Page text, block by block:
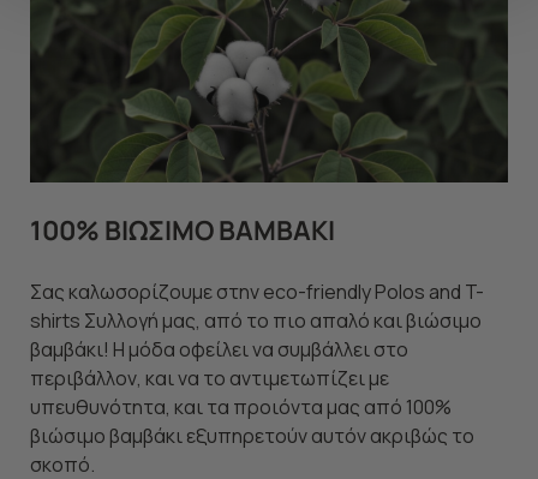
να ανακαλέσετε τη συγκατάθεσή σας επιλέξτε το
"Ρυθμίσεις Cookies " ανά πάσα στιγμή με ισχύ για το
μέλλον. Εάν επιθυμείτε να μάθετε περισσότερα
σχετικά με τα cookies, επισκεφθείτε οποιαδήποτε στιγμή
τη σελίδα
Πολιτική cookies (link)
100% ΒΙΩΣΙΜΟ ΒΑΜΒΑΚΙ
Σας καλωσορίζουμε στην eco-friendly Polos and T-
shirts Συλλογή μας, από το πιο απαλό και βιώσιμο
βαμβάκι! Η μόδα οφείλει να συμβάλλει στο
περιβάλλον, και να το αντιμετωπίζει με
υπευθυνότητα, και τα προιόντα μας από 100%
βιώσιμο βαμβάκι εξυπηρετούν αυτόν ακριβώς το
σκοπό.